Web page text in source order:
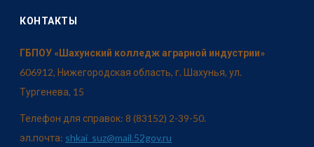
КОНТАКТЫ
ГБПОУ «Шахунский колледж аграрной индустрии»
606912, Нижегородская область, г. Шахунья, ул.
Тургенева, 15
Телефон для справок: 8 (83152) 2-39-50.
эл.почта: shkai_suz@mail.52gov.ru